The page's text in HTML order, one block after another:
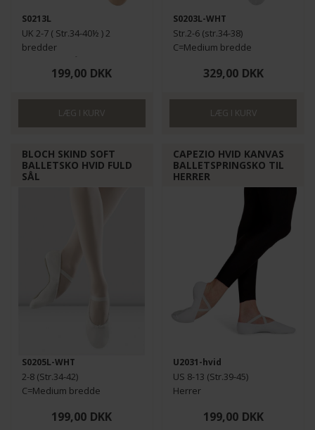
S0213L
UK 2-7 ( Str.34-40½ ) 2
bredder
FINDES OGSÅ I MINDRE
STØRRELSER HER
199,00 DKK
S0203L-WHT
Str.2-6 (str.34-38)
C=Medium bredde
329,00 DKK
BLOCH SKIND SOFT
BALLETSKO HVID FULD
SÅL
S0205L-WHT
2-8 (Str.34-42)
C=Medium bredde
199,00 DKK
CAPEZIO HVID KANVAS
BALLETSPRINGSKO TIL
HERRER
U2031-hvid
US 8-13 (Str.39-45)
Herrer
199,00 DKK